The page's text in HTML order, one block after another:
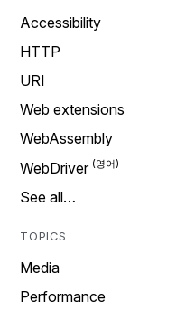
Accessibility
HTTP
URI
Web extensions
WebAssembly
WebDriver
See all…
TOPICS
Media
Performance